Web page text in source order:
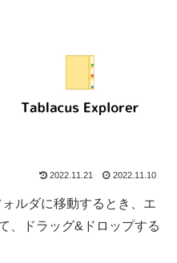
2022.11.21 2022.11.10
ルダに移動するとき、エ
、ドラッグ&ドロップする